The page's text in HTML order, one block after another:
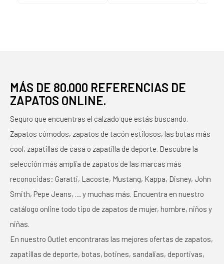
MÁS DE 80.000 REFERENCIAS DE
ZAPATOS ONLINE.
Seguro que encuentras el calzado que estás buscando.
Zapatos cómodos, zapatos de tacón estilosos, las botas más
cool, zapatillas de casa o zapatilla de deporte. Descubre la
selección más amplia de zapatos de las marcas más
reconocidas: Garatti, Lacoste, Mustang, Kappa, Disney, John
Smith, Pepe Jeans, … y muchas más. Encuentra en nuestro
catálogo online todo tipo de zapatos de mujer, hombre, niños y
niñas.
En nuestro Outlet encontraras las mejores ofertas de zapatos,
zapatillas de deporte, botas, botines, sandalias, deportivas,